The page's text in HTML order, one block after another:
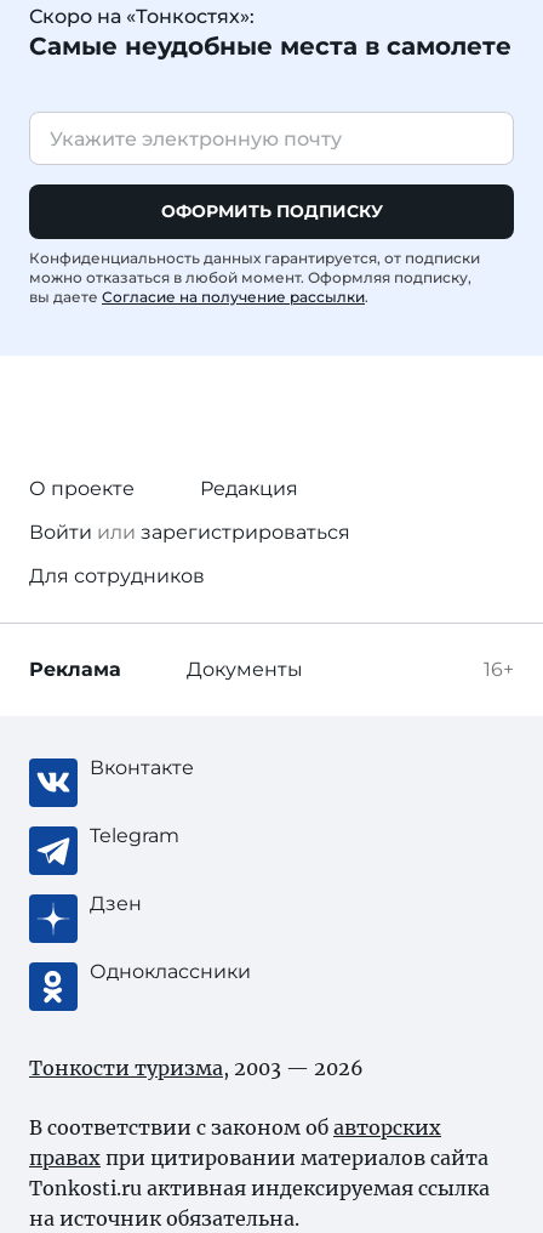
Скоро на «Тонкостях»:
Самые неудобные места в самолете
ОФОРМИТЬ ПОДПИСКУ
Конфиденциальность данных гарантируется, от подписки
можно отказаться в любой момент. Оформляя подписку,
вы даете Согласие на получение рассылки.
О проекте
Редакция
Войти или зарегистрироваться
Для сотрудников
16+
Реклама Документы
Вконтакте
Telegram
Дзен
Одноклассники
Тонкости туризма, 2003 — 2026
В соответствии с законом об авторских
правах при цитировании материалов сайта
Tonkosti.ru активная индексируемая ссылка
на источник обязательна.